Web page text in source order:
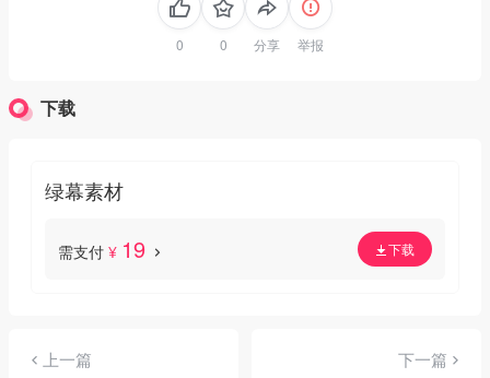
分享 举报
下载
绿幕素材
需支付 ¥ 19 下载
上一篇 下一篇